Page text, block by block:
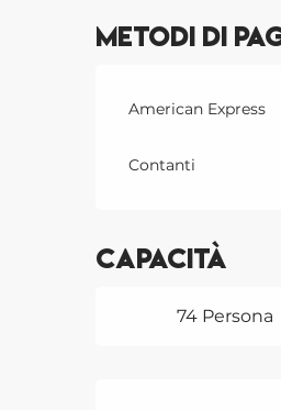
Metodi di
American Express
Contanti
Capacità
74 Persona